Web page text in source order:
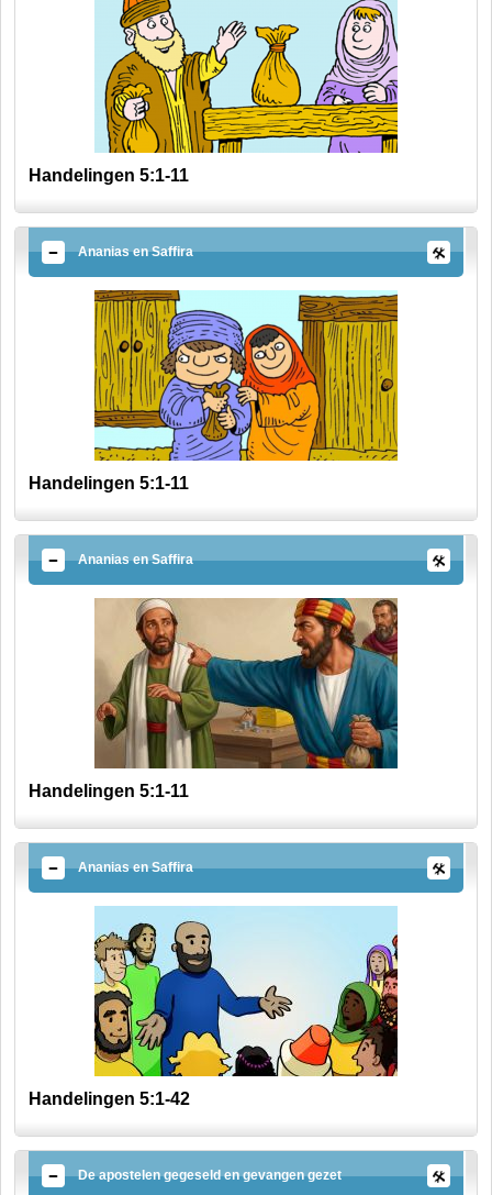
Handelingen 5:1-11
Ananias en Saffira
Handelingen 5:1-11
Ananias en Saffira
Handelingen 5:1-11
Ananias en Saffira
Handelingen 5:1-42
De apostelen gegeseld en gevangen gezet